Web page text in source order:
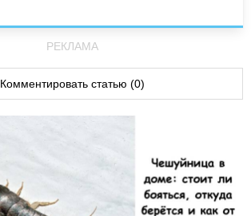
РЕКЛАМА
Комментировать статью (0)